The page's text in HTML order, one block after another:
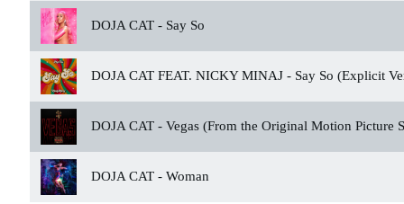
DOJA CAT - Say So
DOJA CAT FEAT. NICKY MINAJ - Say So (Explicit
DOJA CAT - Vegas (From the Original Motion Picture
DOJA CAT - Woman